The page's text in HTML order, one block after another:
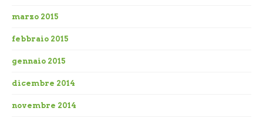
marzo 2015
febbraio 2015
gennaio 2015
dicembre 2014
novembre 2014